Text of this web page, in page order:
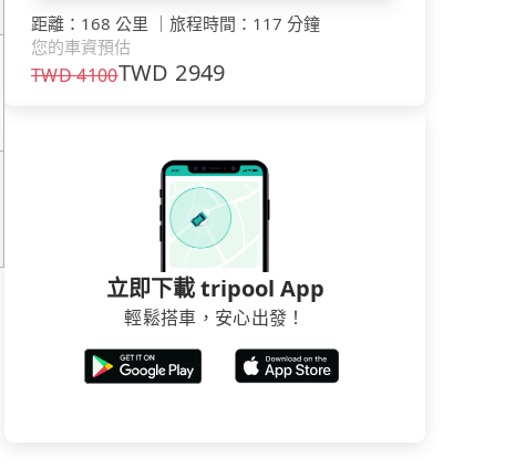
距離 ： 168 公里 ｜ 旅程時間 ： 117 分鐘
您的車資預估
TWD4100TWD 2949
立即下載 tripool App
輕鬆搭車，安心出發！